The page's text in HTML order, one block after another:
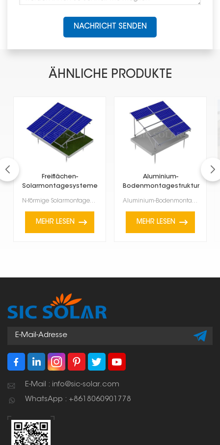
NACHRICHT SENDEN
ÄHNLICHE PRODUKTE
Freiflächen-
Solarmontagesysteme
N-förmige Solarmontagesysteme sind eine äußerst stabile und effiziente Lösung zur Befestigung großer...
MEHR LESEN
Aluminium-
Bodenmontagestruktur
Aluminium-Bodenmontagekonstruktionen für Solaranlagen sind eine hervorragende Option. Sie sind leich...
MEHR LESEN
E-Mail : info@sic-solar.com
WhatsApp : +8618060901778